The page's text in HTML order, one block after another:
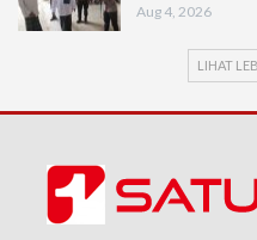
Aug 4, 2026
LIHAT